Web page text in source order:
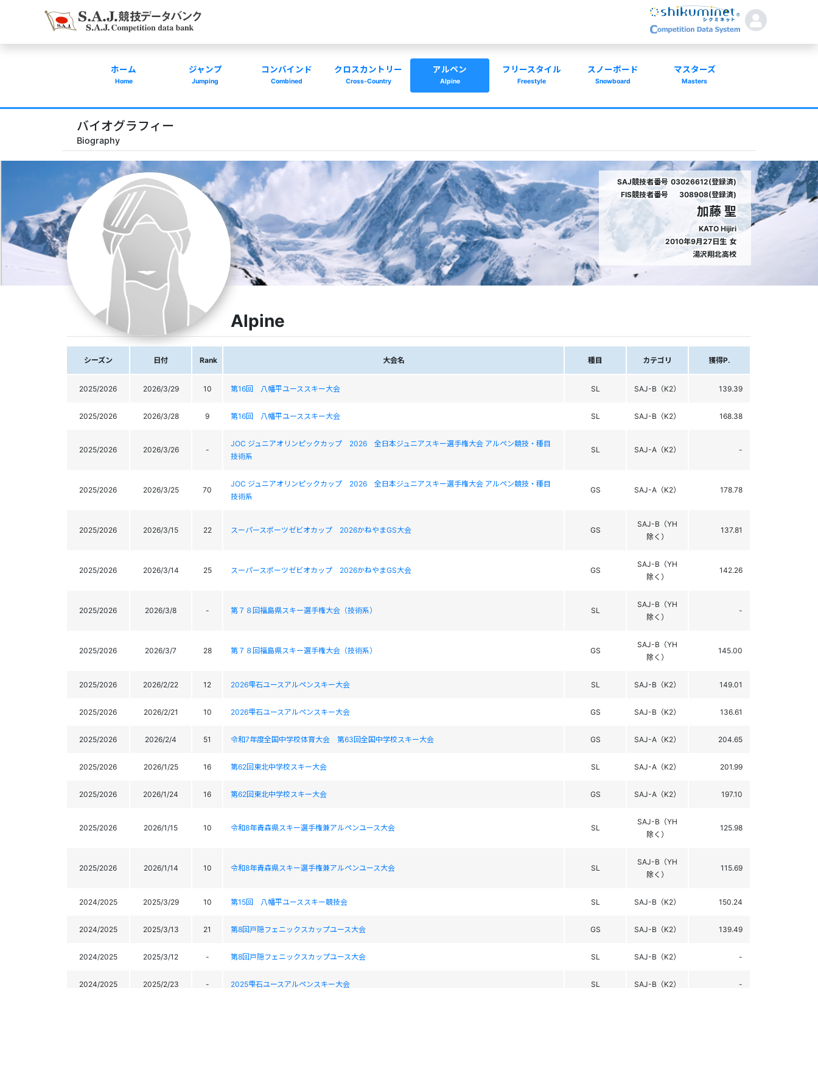
ホーム
Home
ジャンプ
Jumping
コンバインド
Combined
クロスカントリー
Cross-Country
アルペン
Alpine
フリースタイル
Freestyle
スノーボード
Snowboard
マスターズ
Masters
バイオグラフィー
Biography
SAJ競技者番号 03026612(登録済)
FIS競技者番号
308908(登録済)
加藤 聖
KATO Hijiri
2010年9月27日生 女
湯沢翔北高校
Alpine
シーズン 日付 Rank 大会名 種目 カテゴリ 獲得P.
2025/2026 2026/3/29 10 第16回 八幡平ユーススキー大会 SL SAJ-B（K2） 139.39
2025/2026 2026/3/28 9 第16回 八幡平ユーススキー大会 SL SAJ-B（K2） 168.38
2025/2026 2026/3/26 -
JOC ジュニアオリンピックカップ 2026 全日本ジュニアスキー選手権大会 アルペン競技・種目
技術系
SL SAJ-A（K2） -
2025/2026 2026/3/25 70
JOC ジュニアオリンピックカップ 2026 全日本ジュニアスキー選手権大会 アルペン競技・種目
技術系
GS SAJ-A（K2） 178.78
2025/2026 2026/3/15 22 スーパースポーツゼビオカップ 2026かねやまGS大会 GS
SAJ-B（YH
除く）
137.81
2025/2026 2026/3/14 25 スーパースポーツゼビオカップ 2026かねやまGS大会 GS
SAJ-B（YH
除く）
142.26
2025/2026 2026/3/8 - 第７８回福島県スキー選手権大会（技術系） SL
SAJ-B（YH
除く）
-
2025/2026 2026/3/7 28 第７８回福島県スキー選手権大会（技術系） GS
SAJ-B（YH
除く）
145.00
2025/2026 2026/2/22 12 2026雫石ユースアルペンスキー大会 SL SAJ-B（K2） 149.01
2025/2026 2026/2/21 10 2026雫石ユースアルペンスキー大会 GS SAJ-B（K2） 136.61
2025/2026 2026/2/4 51 令和7年度全国中学校体育大会 第63回全国中学校スキー大会 GS SAJ-A（K2） 204.65
2025/2026 2026/1/25 16 第62回東北中学校スキー大会 SL SAJ-A（K2） 201.99
2025/2026 2026/1/24 16 第62回東北中学校スキー大会 GS SAJ-A（K2） 197.10
2025/2026 2026/1/15 10 令和8年青森県スキー選手権兼アルペンユース大会 SL
SAJ-B（YH
除く）
125.98
2025/2026 2026/1/14 10 令和8年青森県スキー選手権兼アルペンユース大会 SL
SAJ-B（YH
除く）
115.69
2024/2025 2025/3/29 10 第15回 八幡平ユーススキー競技会 SL SAJ-B（K2） 150.24
2024/2025 2025/3/13 21 第8回戸隠フェニックスカップユース大会 GS SAJ-B（K2） 139.49
2024/2025 2025/3/12 - 第8回戸隠フェニックスカップユース大会 SL SAJ-B（K2） -
2024/2025 2025/2/23 - 2025雫石ユースアルペンスキー大会 SL SAJ-B（K2） -